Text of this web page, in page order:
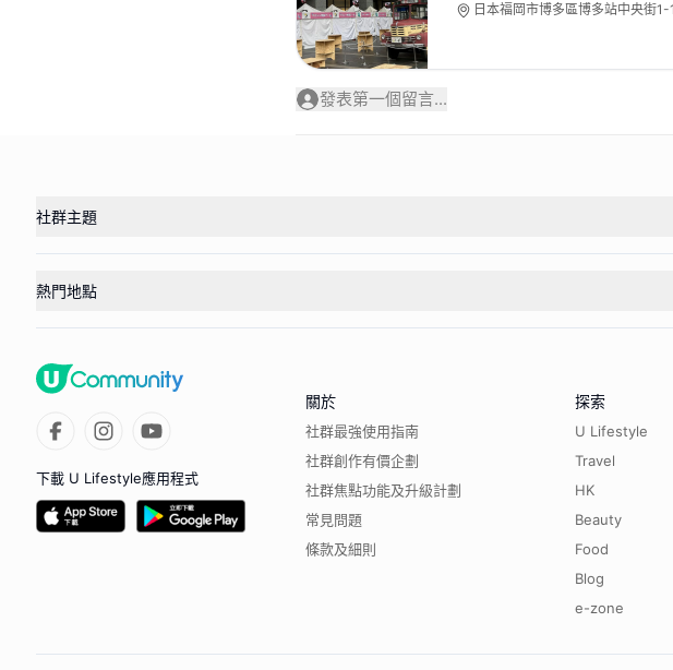
日本福岡市博多區博多站中央街1-
發表第一個留言...
社群主題
熱門地點
下載 U Lifestyle應用程式
關於
社群最強使用指南
社群創作有價企劃
社群焦點功能及升級計劃
常見問題
條款及細則
探索
U Lifestyle
Travel
HK
Beauty
Food
Blog
e-zone